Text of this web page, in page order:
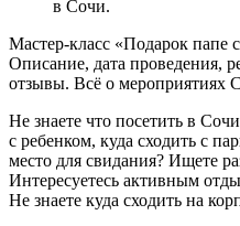
в Сочи.
Мастер-класс «Подарок папе
Описание, дата проведения,
отзывы. Всё о мероприятиях
Не знаете что посетить в
с ребенком, куда сходить с
место для свидания? Ищете
Интересуетесь активным
Не знаете куда сходить на